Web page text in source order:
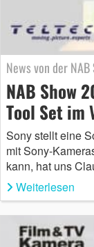
News von der
NAB Show
Tool Set im
Sony stellt eine
mit Sony-
kann, hat uns
Weiterlesen